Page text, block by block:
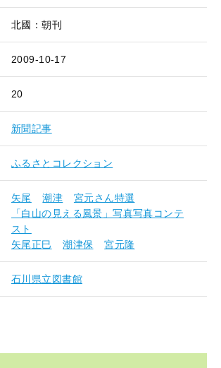
北國：朝刊
2009-10-17
20
新聞記事
ふるさとコレクション
矢尾 潮津
宮元さん特選
「白山の見える風景」写真写真コンテ
スト
矢尾正巳
潮津保 宮元隆
石川県立図書館